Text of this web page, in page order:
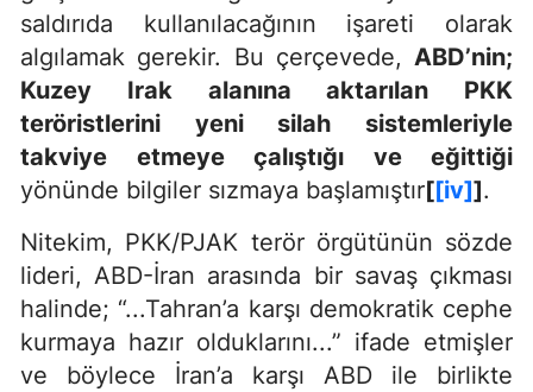
saldırıda kullanılacağının işareti olarak
algılamak gerekir. Bu çerçevede, ABD’nin;
Kuzey Irak alanına aktarılan PKK
teröristlerini yeni silah sistemleriyle
takviye etmeye çalıştığı ve eğittiği
yönünde bilgiler sızmaya başlamıştır[[iv]].
Nitekim, PKK/PJAK terör örgütünün sözde
lideri, ABD-İran arasında bir savaş çıkması
halinde; “...Tahran’a karşı demokratik cephe
kurmaya hazır olduklarını...” ifade etmişler
ve böylece İran’a karşı ABD ile birlikte